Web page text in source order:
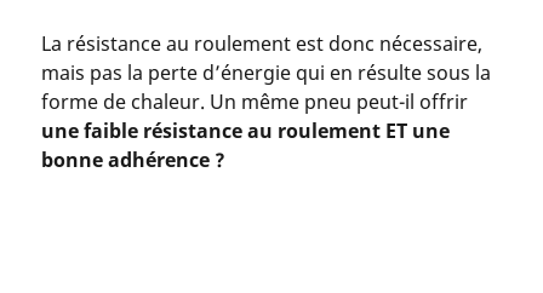
La résistance au roulement est donc nécessaire,
mais pas la perte d’énergie qui en résulte sous la
forme de chaleur. Un même pneu peut-il offrir
une faible résistance au roulement ET une
bonne adhérence ?